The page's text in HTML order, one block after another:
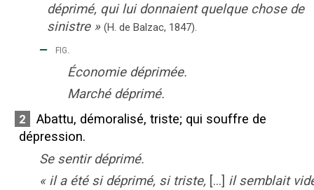
déprimé, qui lui donnaient quelque chose de
sinistre » (H. de Balzac, 1847).
‒ fig.
Économie déprimée.
Marché déprimé.
2 Abattu, démoralisé, triste; qui souffre de
dépression.
Se sentir déprimé.
« il a été si déprimé, si triste, [...] il semblait